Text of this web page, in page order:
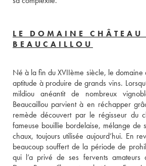
LE DOMAINE CHÂTEAU
BEAUCAILLOU
Né à la fin du XVIIème siècle, le domaine
aptitude à produire de grands vins.
mildiou anéantit de nombreux
Beaucaillou parvient à en réchapper
remède découvert par le régisseur du
fameuse bouillie bordelaise, mélange de
chaux, toujours utilisée aujourd’hui. En
beaucoup souffert de la période de
qui l’a privé de ses fervents amateurs